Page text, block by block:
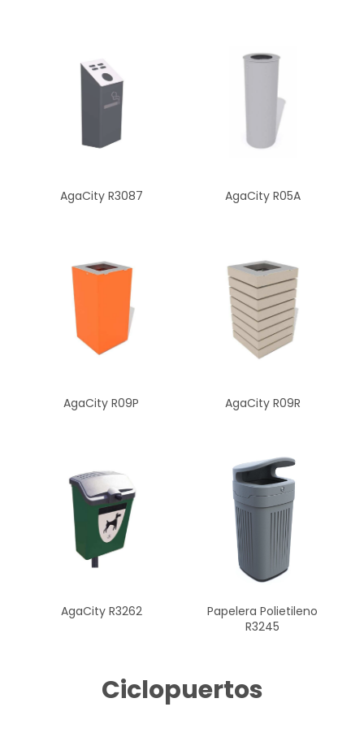
AgaCity R3087 AgaCity R05A
AgaCity R09P AgaCity R09R
AgaCity R3262
Papelera Polietileno
R3245
Ciclopuertos